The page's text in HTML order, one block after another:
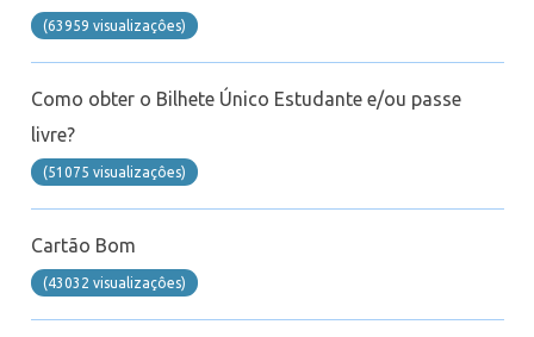
Suporte
Telefonia
Fluig
(63959 visualizaçôes)
Como obter o Bilhete Único Estudante e/ou passe
livre?
(51075 visualizaçôes)
Cartão Bom
(43032 visualizaçôes)